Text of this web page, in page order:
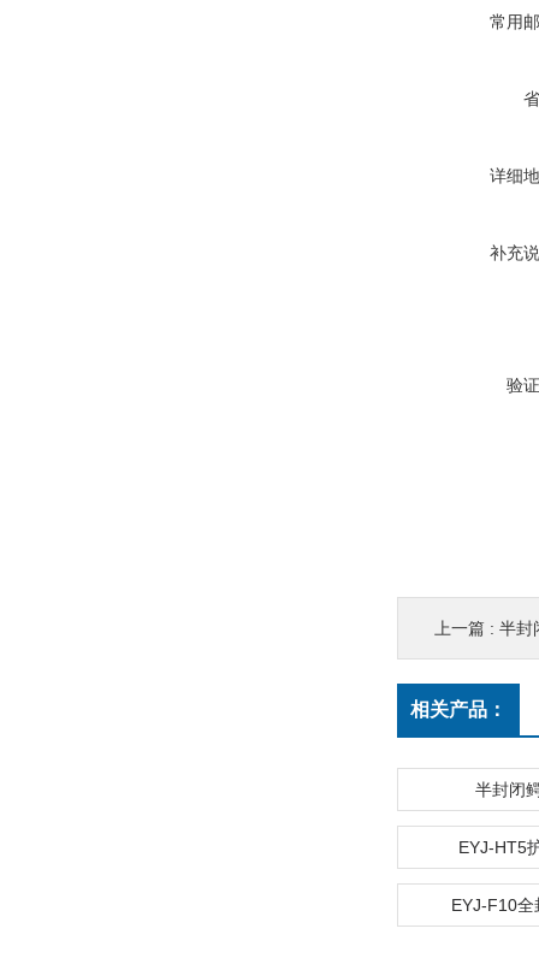
常用
详细
补充
验
上一篇 : 半封
相关产品：
半封闭
EYJ-HT5
EYJ-F10全